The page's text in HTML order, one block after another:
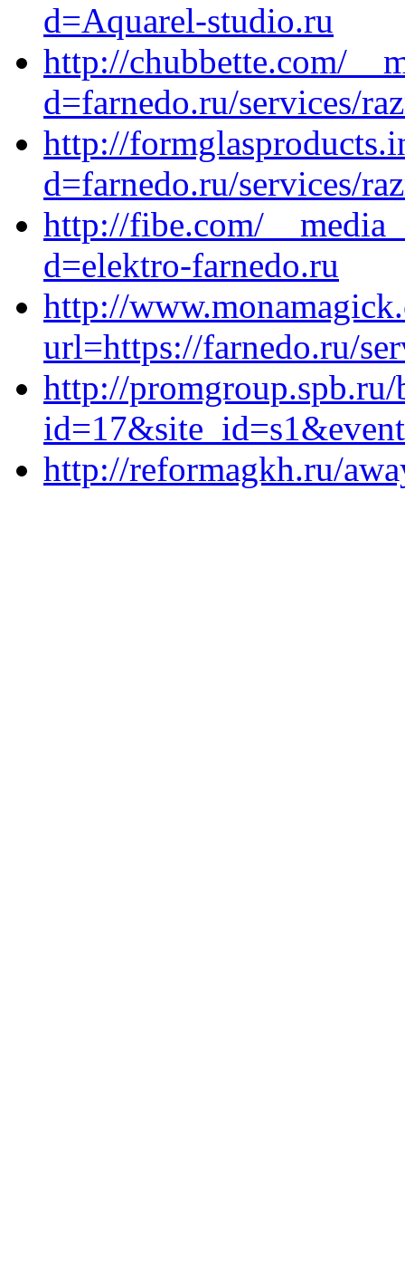
d=Aquarel-studio.ru
http://chubbette.com/
d=farnedo.ru/services/
http://
d=farnedo.ru/services/
http://fibe.com/
d=elektro-farnedo.ru
http://
url=https://farnedo.ru/
http://
http://reformagkh.ru/